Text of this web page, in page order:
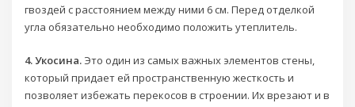
гвоздей с расстоянием между ними 6 см. Перед отделкой
угла обязательно необходимо положить утеплитель.
4. Укосина. Это один из самых важных элементов стены,
который придает ей пространственную жесткость и
позволяет избежать перекосов в строении. Их врезают и в